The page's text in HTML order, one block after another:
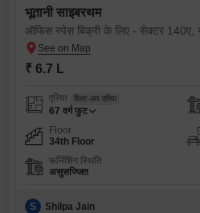
भूतानी साइबरथम
ऑफिस स्पेस बिक्री के लिए - सेक्टर 140ए,
₹ 6.7 L
एरिया बिल्ट-अप एरिया
67 वर्ग फुट
Floor
34th Floor
फर्निशिंग स्थिति
असुसज्जित
S Shilpa Jain